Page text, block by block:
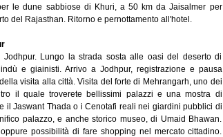
le dune sabbiose di Khuri, a 50 km da Jaisalmer per
del Rajasthan. Ritorno e pernottamento all'hotel.
Jodhpur. Lungo la strada sosta alle oasi del deserto di
e giainisti. Arrivo a Jodhpur, registrazione e pausa
visita alla città. Visita del forte di Mehrangarh, uno dei
il quale troverete bellissimi palazzi e una mostra di
il Jaswant Thada o i Cenotafi reali nei giardini pubblici di
palazzo, e anche storico museo, di Umaid Bhawan.
possibilità di fare shopping nel mercato cittadino.